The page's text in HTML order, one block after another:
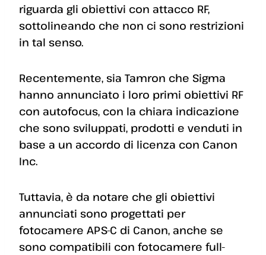
riguarda gli obiettivi con attacco RF,
sottolineando che non ci sono restrizioni
in tal senso.
Recentemente, sia Tamron che Sigma
hanno annunciato i loro primi obiettivi RF
con autofocus, con la chiara indicazione
che sono sviluppati, prodotti e venduti in
base a un accordo di licenza con Canon
Inc.
Tuttavia, è da notare che gli obiettivi
annunciati sono progettati per
fotocamere APS-C di Canon, anche se
sono compatibili con fotocamere full-